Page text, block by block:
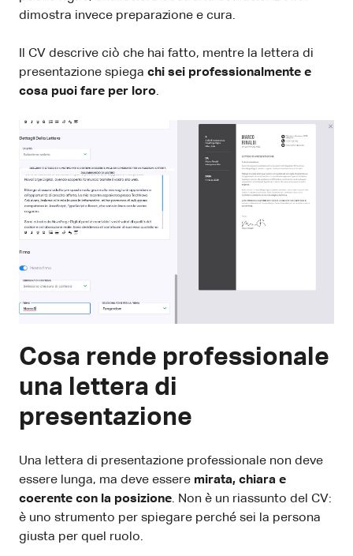
dimostra invece preparazione e cura.
Il CV descrive ciò che hai fatto, mentre la lettera di
presentazione spiega chi sei professionalmente e
cosa puoi fare per loro.
Cosa rende professionale
una lettera di
presentazione
Una lettera di presentazione professionale non deve
essere lunga, ma deve essere mirata, chiara e
coerente con la posizione. Non è un riassunto del CV:
è uno strumento per spiegare perché sei la persona
giusta per quel ruolo.